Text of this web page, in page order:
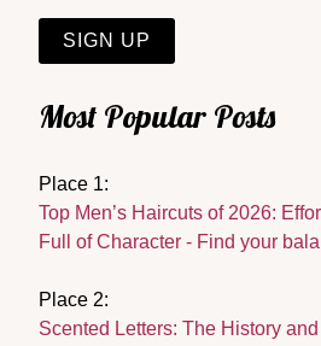
Most Popular Posts
Place 1:
Top Men’s Haircuts of 2026:
Full of Character - Find your
Place 2:
Scented Letters: The History